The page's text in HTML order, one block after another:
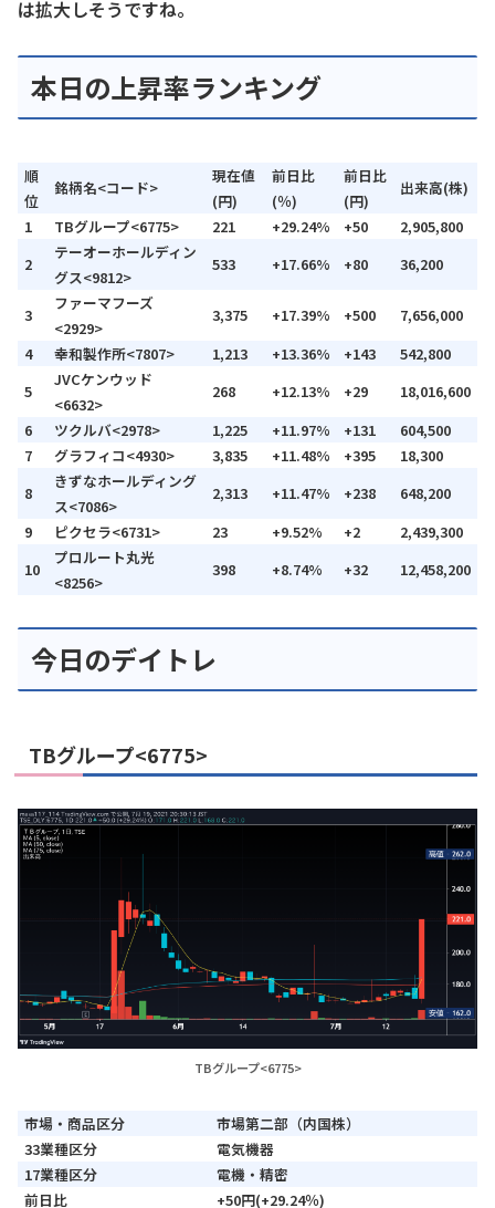
は拡大しそうですね。
本日の上昇率ランキング
順
位
銘柄名<コード>
現在値
(円)
前日比
(％)
前日比
(円)
出来高(株)
1
TBグループ<6775> 221 +29.24% +50
2,905,800
2
テーオーホールディン
グス<9812>
533 +17.66% +80 36,200
3
ファーマフーズ
<2929>
3,375 +17.39% +500
7,656,000
4
幸和製作所<7807> 1,213 +13.36% +143
542,800
5
JVCケンウッド
<6632>
268 +12.13% +29
18,016,600
6
ツクルバ<2978> 1,225 +11.97% +131
604,500
7
グラフィコ<4930> 3,835 +11.48% +395
18,300
8
きずなホールディング
ス<7086>
2,313 +11.47% +238
648,200
9
ピクセラ<6731> 23 +9.52% +2
2,439,300
10
プロルート丸光
<8256>
398 +8.74% +32 12,458,200
今日のデイトレ
TBグループ<6775>
TBグループ<6775>
市場・商品区分
市場第二部（内国株）
33業種区分
電気機器
17業種区分
電機・精密
前日比
+50円(+29.24％)